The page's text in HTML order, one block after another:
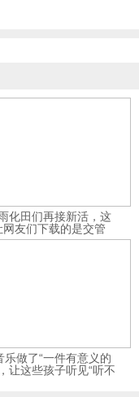
化田们再接新活，这
网友们下载的是交管
12123APP
乐做了“一件有意义的
让这些孩子听见“听不